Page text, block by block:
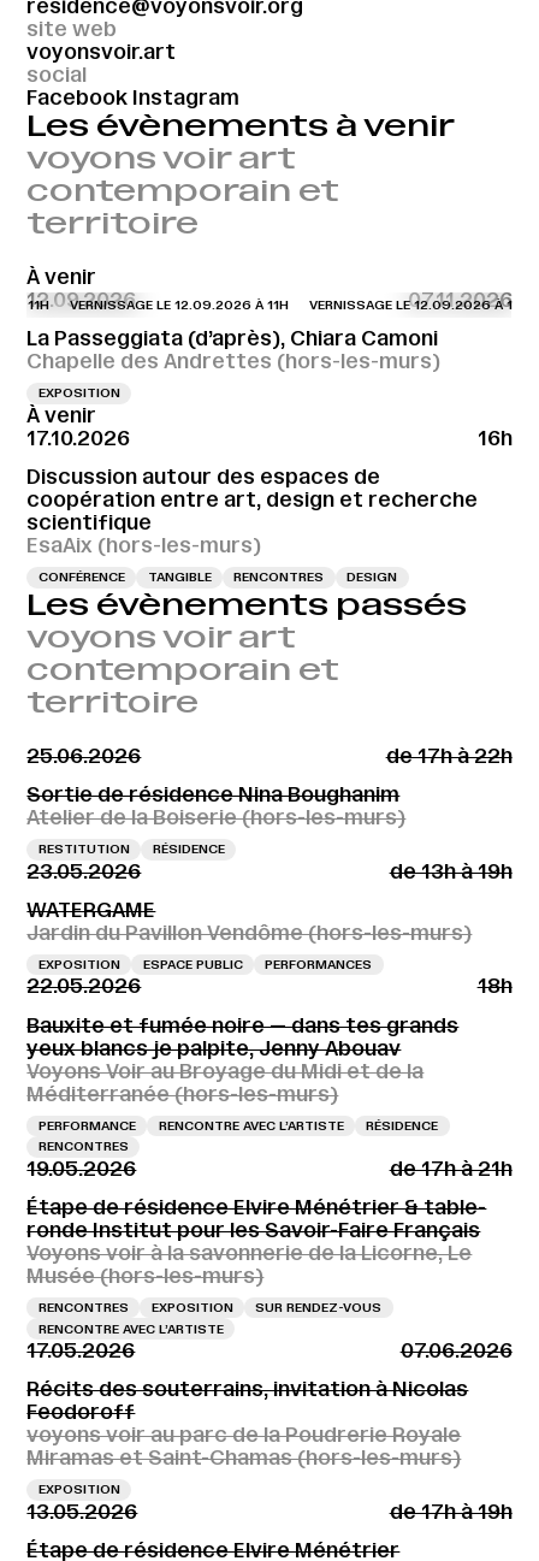
residence@voyonsvoir.org
site web
voyonsvoir.art
social
Facebook Instagram
Les évènements à venir
voyons voir art
contemporain et
territoire
À venir
12.09.2026
07.11.2026
11H VERNISSAGE LE 12.09.2026 À 11H VERNISSAGE LE 12.09.2026 À 11H
La Passeggiata (d’après), Chiara Camoni
Chapelle des Andrettes (hors-les-murs)
EXPOSITION
À venir
17.10.2026
16h
Discussion autour des espaces de
coopération entre art, design et recherche
scientifique
EsaAix (hors-les-murs)
CONFÉRENCE TANGIBLE RENCONTRES DESIGN
Les évènements passés
voyons voir art
contemporain et
territoire
25.06.2026
de 17h à 22h
Sortie de résidence Nina Boughanim
Atelier de la Boiserie (hors-les-murs)
RESTITUTION RÉSIDENCE
23.05.2026
de 13h à 19h
WATERGAME
Jardin du Pavillon Vendôme (hors-les-murs)
EXPOSITION ESPACE PUBLIC PERFORMANCES
22.05.2026
18h
Bauxite et fumée noire — dans tes grands
yeux blancs je palpite, Jenny Abouav
Voyons Voir au Broyage du Midi et de la
Méditerranée (hors-les-murs)
PERFORMANCE RENCONTRE AVEC L’ARTISTE
RÉSIDENCE
RENCONTRES
19.05.2026
de 17h à 21h
Étape de résidence Elvire Ménétrier & table-
ronde Institut pour les Savoir-Faire Français
Voyons voir à la savonnerie de la Licorne, Le
Musée (hors-les-murs)
RENCONTRES EXPOSITION
SUR RENDEZ-VOUS
RENCONTRE AVEC L’ARTISTE
17.05.2026
07.06.2026
Récits des souterrains, invitation à Nicolas
Feodoroff
voyons voir au parc de la Poudrerie Royale
Miramas et Saint-Chamas (hors-les-murs)
EXPOSITION
13.05.2026
de 17h à 19h
Étape de résidence Elvire Ménétrier